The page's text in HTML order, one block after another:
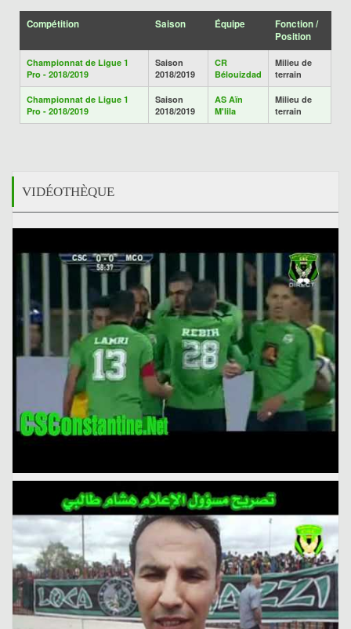
Compétition Saison Équipe
Fonction /
Position
Championnat de Ligue 1
Pro - 2018/2019
Saison
2018/2019
CR
Bélouizdad
Milieu de
terrain
Championnat de Ligue 1
Pro - 2018/2019
Saison
2018/2019
AS Aïn
M'lila
Milieu de
terrain
VIDÉOTHÈQUE